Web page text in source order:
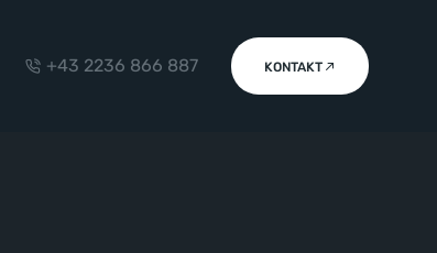
+43 2236 866 887 KONTAKT